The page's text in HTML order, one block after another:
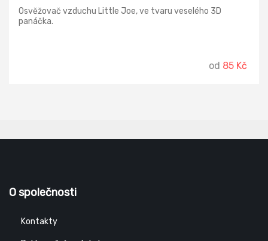
Osvěžovač vzduchu Little Joe, ve tvaru veselého 3D
panáčka.
od 85 Kč
O společnosti
Kontakty